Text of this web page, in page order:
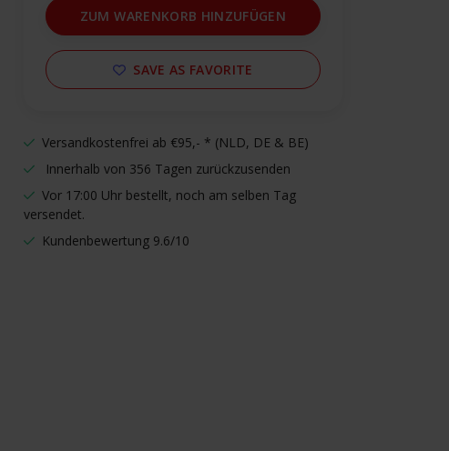
ZUM WARENKORB HINZUFÜGEN
SAVE AS FAVORITE
Versandkostenfrei ab €95,- * (NLD, DE & BE)
Innerhalb von 356 Tagen zurückzusenden
Vor 17:00 Uhr bestellt, noch am selben Tag
versendet.
Kundenbewertung 9.6/10